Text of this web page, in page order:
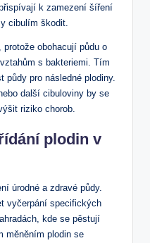
k zamezení šíření
cibulím škodit.
obohacují půdu o
s bakteriemi. Tím
půdy pro následné plodiny.
další cibuloviny by se
riziko chorob.
plodin v
úrodné a zdravé půdy.
vyčerpání specifických
kde se pěstují
měněním plodin se